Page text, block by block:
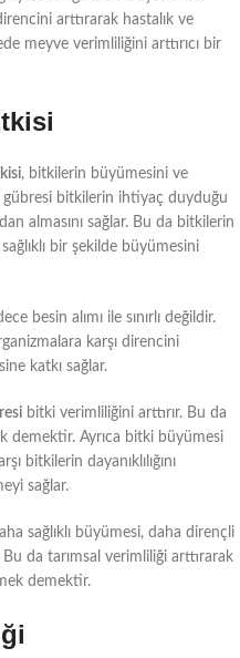
arttırarak hastalık ve
meyve verimliliğini arttırıcı bir
, bitkilerin büyümesini ve
bitkilerin ihtiyaç duyduğu
almasını sağlar. Bu da bitkilerin
bir şekilde büyümesini
besin alımı ile sınırlı değildir.
karşı direncini
katkı sağlar.
bitki verimliliğini arttırır. Bu da
demektir. Ayrıca bitki büyümesi
bitkilerin dayanıklılığını
sağlar.
sağlıklı büyümesi, daha dirençli
Bu da tarımsal verimliliği arttırarak
demektir.